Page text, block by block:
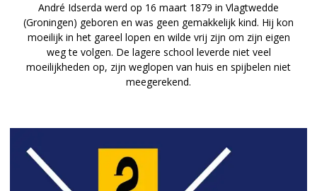
André Idserda werd op 16 maart 1879 in Vlagt­wedde
(Groningen) geboren en was geen gemakkelijk kind. Hij kon
moeilijk in het gareel lopen en wilde vrij zijn om zijn eigen
weg te volgen. De lagere school leverde niet veel
moeilijkheden op, zijn weglopen van huis en spijbelen niet
meegerekend.